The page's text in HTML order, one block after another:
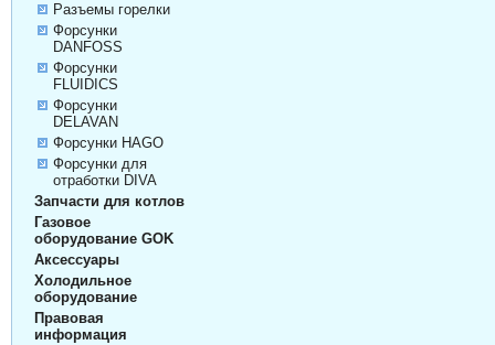
Разъемы горелки
Форсунки
DANFOSS
Форсунки
FLUIDICS
Форсунки
DELAVAN
Форсунки HAGO
Форсунки для
отработки DIVA
Запчасти для котлов
Газовое
оборудование GOK
Аксессуары
Холодильное
оборудование
Правовая
информация